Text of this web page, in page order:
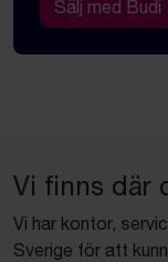
Sälj med Budi
Vi finns där
Vi har kontor,
Sverige för att